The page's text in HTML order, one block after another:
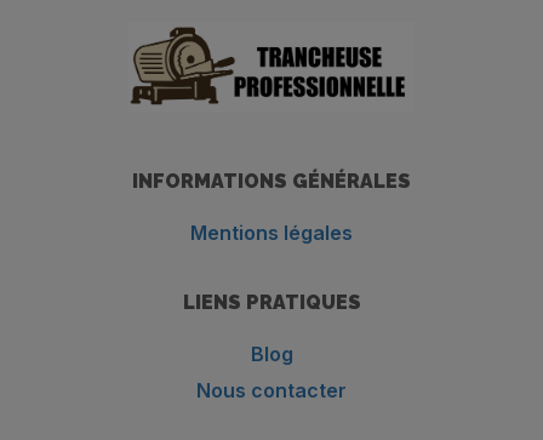
INFORMATIONS GÉNÉRALES
Mentions légales
LIENS PRATIQUES
Blog
Nous contacter